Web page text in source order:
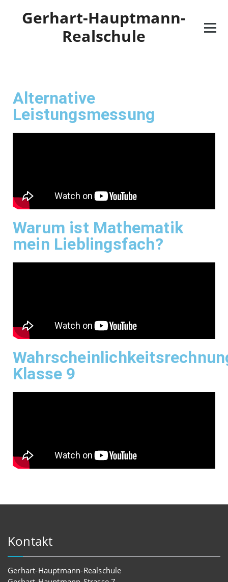
Gerhart-Hauptmann-
Realschule
Alternative
Leistungsmessung
Warum ist Mathematik
mein Lieblingsfach?
Klasse 9
Kontakt
Gerhart-Hauptmann-Realschule